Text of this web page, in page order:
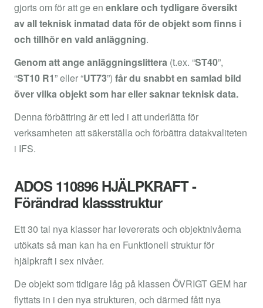
gjorts om för att ge en enklare och tydligare översikt
av all teknisk inmatad data för de objekt som finns i
och tillhör en vald anläggning.
Genom att ange anläggningslittera (t.ex. “ST40”,
“ST10 R1” eller “UT73”) får du snabbt en samlad bild
över vilka objekt som har eller saknar teknisk data.
Denna förbättring är ett led i att underlätta för
verksamheten att säkerställa och förbättra datakvaliteten
i IFS.
ADOS 110896 HJÄLPKRAFT -
Förändrad klassstruktur
Ett 30 tal nya klasser har levererats och objektnivåerna
utökats så man kan ha en Funktionell struktur för
hjälpkraft i sex nivåer.
De objekt som tidigare låg på klassen ÖVRIGT GEM har
flyttats in i den nya strukturen, och därmed fått nya